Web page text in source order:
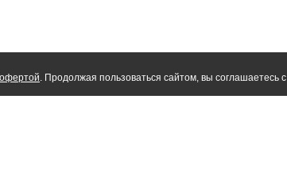
. Продолжая пользоваться сайтом, вы соглашаетесь с